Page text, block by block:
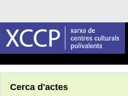
Cerca d'actes